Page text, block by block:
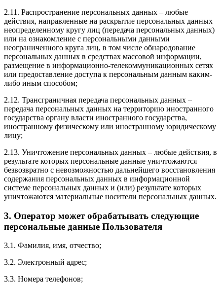
2.11. Распространение персональных данных – любые
действия, направленные на раскрытие персональных данных
неопределенному кругу лиц (передача персональных данных)
или на ознакомление с персональными данными
неограниченного круга лиц, в том числе обнародование
персональных данных в средствах массовой информации,
размещение в информационно-телекоммуникационных сетях
или предоставление доступа к персональным данным каким-
либо иным способом;
2.12. Трансграничная передача персональных данных –
передача персональных данных на территорию иностранного
государства органу власти иностранного государства,
иностранному физическому или иностранному юридическому
лицу;
2.13. Уничтожение персональных данных – любые действия, в
результате которых персональные данные уничтожаются
безвозвратно с невозможностью дальнейшего восстановления
содержания персональных данных в информационной
системе персональных данных и (или) результате которых
уничтожаются материальные носители персональных данных.
3. Оператор может обрабатывать следующие
персональные данные Пользователя
3.1. Фамилия, имя, отчество;
3.2. Электронный адрес;
3.3. Номера телефонов;